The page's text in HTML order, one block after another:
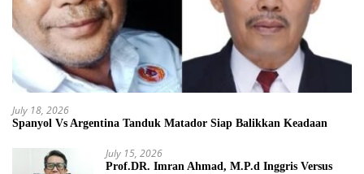
July 18, 2026
Spanyol Vs Argentina Tanduk Matador Siap Balikkan Keadaan
July 15, 2026
Prof.DR. Imran Ahmad, M.P.d Inggris Versus